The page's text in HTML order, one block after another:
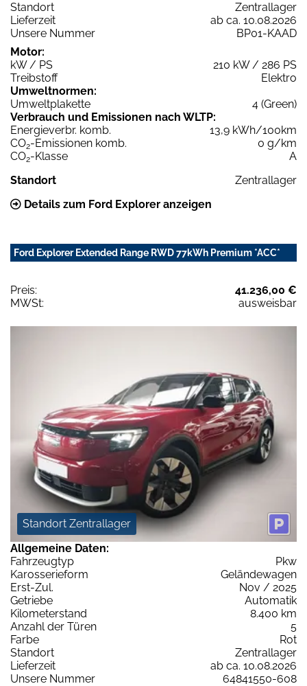
Standort
Zentrallager
Lieferzeit
ab ca. 10.08.2026
Unsere Nummer
BP01-KAAD
Motor:
kW / PS
210 kW / 286 PS
Treibstoff
Elektro
Umweltnormen:
Umweltplakette
4 (Green)
Verbrauch und Emissionen nach WLTP:
Energieverbr. komb.
13,9 kWh/100km
CO2-Emissionen komb.
0 g/km
CO2-Klasse
A
Standort
Zentrallager
Details zum Ford Explorer anzeigen
Ford Explorer Extended Range RWD 77kWh Premium *ACC*
Preis:
41.236,00 €
MWSt:
ausweisbar
Standort Zentrallager
Allgemeine Daten:
Fahrzeugtyp
Pkw
Karosserieform
Geländewagen
Erst-Zul.
Nov / 2025
Getriebe
Automatik
Kilometerstand
8.400 km
Anzahl der Türen
5
Farbe
Rot
Standort
Zentrallager
Lieferzeit
ab ca. 10.08.2026
Unsere Nummer
64841550-608